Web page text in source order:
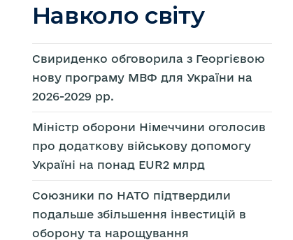
Навколо світу
Свириденко обговорила з Георгієвою
нову програму МВФ для України на
2026-2029 рр.
Міністр оборони Німеччини оголосив
про додаткову військову допомогу
Україні на понад EUR2 млрд
Союзники по НАТО підтвердили
подальше збільшення інвестицій в
оборону та нарощування